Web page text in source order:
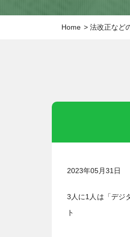
Home 法改正など
2023年05月31日
3人に1人は「デジ
ト